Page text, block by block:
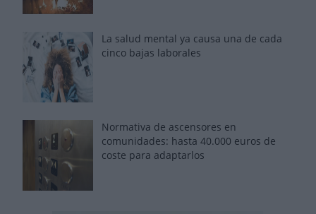
La salud mental ya causa una de cada
cinco bajas laborales
Normativa de ascensores en
comunidades: hasta 40.000 euros de
coste para adaptarlos